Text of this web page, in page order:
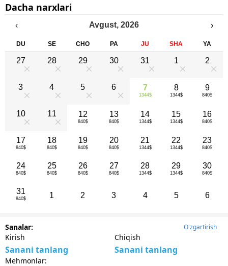
Dacha narxlari
‹ Avgust, 2026 ›
DU SE CHO PA JU SHA YA
27 28 29 30 31 1 2
3 4 5 6 7
1344$
8
1344$
9
840$
10 11 12
840$
13
840$
14
1344$
15
1344$
16
840$
17
840$
18
840$
19
840$
20
840$
21
1344$
22
1344$
23
840$
24
840$
25
840$
26
840$
27
840$
28
1344$
29
1344$
30
840$
31
840$ 1 2 3 4 5 6
Sanalar: O'zgartirish
Kirish
Sanani tanlang
Chiqish
Sanani tanlang
Mehmonlar: